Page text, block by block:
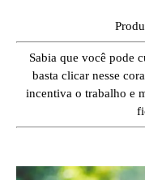
Sabia que você pode
basta clicar nesse
incentiva o trabalho e